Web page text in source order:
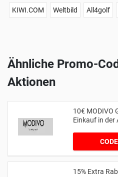
KIWI.COM Weltbild All4golf
Ähnliche Promo-
Aktionen
10€ MODIVO
Einkauf in der
15% Extra